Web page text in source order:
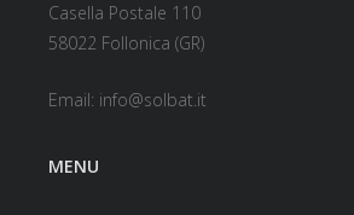
Casella Postale 110
58022 Follonica (GR)
Email: info@solbat.it
MENU